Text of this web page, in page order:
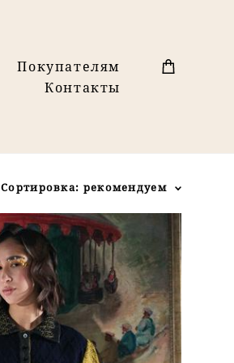
Покупателям
Контакты
Сортировка: рекомендуем